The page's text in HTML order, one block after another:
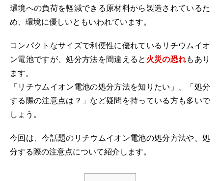
環境への負荷を軽減できる原材料から製造されているた
め、環境に優しいともいわれています。
コンパクトなサイズで利便性に優れているリチウムイオ
ン電池ですが、処分方法を間違えると 火災の恐れもあり
ます。
「リチウムイオン電池の処分方法を知りたい」、「処分
する際の注意点は？」など疑問を持っている方も多いで
しょう。
今回は、今話題のリチウムイオン電池の処分方法や、処
分する際の注意点について紹介します。